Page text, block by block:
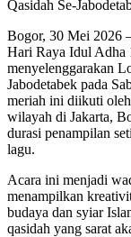
Qasidah Se-
Bogor, 30 Mei 2026
Hari Raya Idul Adha
menyelenggarakan
Jabodetabek pada
meriah ini diikuti oleh
wilayah di Jakarta,
durasi penampilan
lagu.
Acara ini menjadi
menampilkan
budaya dan syiar
qasidah yang sarat